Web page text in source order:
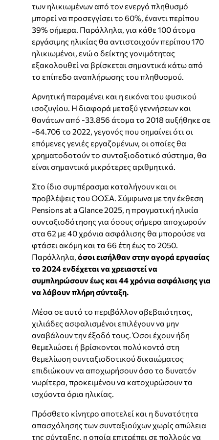
των ηλικιωμένων από τον ενεργό πληθυσμό
μπορεί να προσεγγίσει το 60%, έναντι περίπου
39% σήμερα. Παράλληλα, για κάθε 100 άτομα
εργάσιμης ηλικίας θα αντιστοιχούν περίπου 170
ηλικιωμένοι, ενώ ο δείκτης γονιμότητας
εξακολουθεί να βρίσκεται σημαντικά κάτω από
το επίπεδο αναπλήρωσης του πληθυσμού.
Αρνητική παραμένει και η εικόνα του φυσικού
ισοζυγίου. Η διαφορά μεταξύ γεννήσεων και
θανάτων από -33.856 άτομα το 2018 αυξήθηκε σε
-64.706 το 2022, γεγονός που σημαίνει ότι οι
επόμενες γενιές εργαζομένων, οι οποίες θα
χρηματοδοτούν το συνταξιοδοτικό σύστημα, θα
είναι σημαντικά μικρότερες αριθμητικά.
Στο ίδιο συμπέρασμα καταλήγουν και οι
προβλέψεις του ΟΟΣΑ. Σύμφωνα με την έκθεση
Pensions at a Glance 2025, η πραγματική ηλικία
συνταξιοδότησης για όσους σήμερα αποχωρούν
στα 62 με 40 χρόνια ασφάλισης θα μπορούσε να
φτάσει ακόμη και τα 66 έτη έως το 2050.
Παράλληλα, όσοι εισήλθαν στην αγορά εργασίας
το 2024 ενδέχεται να χρειαστεί να
συμπληρώσουν έως και 44 χρόνια ασφάλισης για
να λάβουν πλήρη σύνταξη.
Μέσα σε αυτό το περιβάλλον αβεβαιότητας,
χιλιάδες ασφαλισμένοι επιλέγουν να μην
αναβάλουν την έξοδό τους. Όσοι έχουν ήδη
θεμελιώσει ή βρίσκονται πολύ κοντά στη
θεμελίωση συνταξιοδοτικού δικαιώματος
επιδιώκουν να αποχωρήσουν όσο το δυνατόν
νωρίτερα, προκειμένου να κατοχυρώσουν τα
ισχύοντα όρια ηλικίας.
Πρόσθετο κίνητρο αποτελεί και η δυνατότητα
απασχόλησης των συνταξιούχων χωρίς απώλεια
της σύνταξης, η οποία επιτρέπει σε πολλούς να